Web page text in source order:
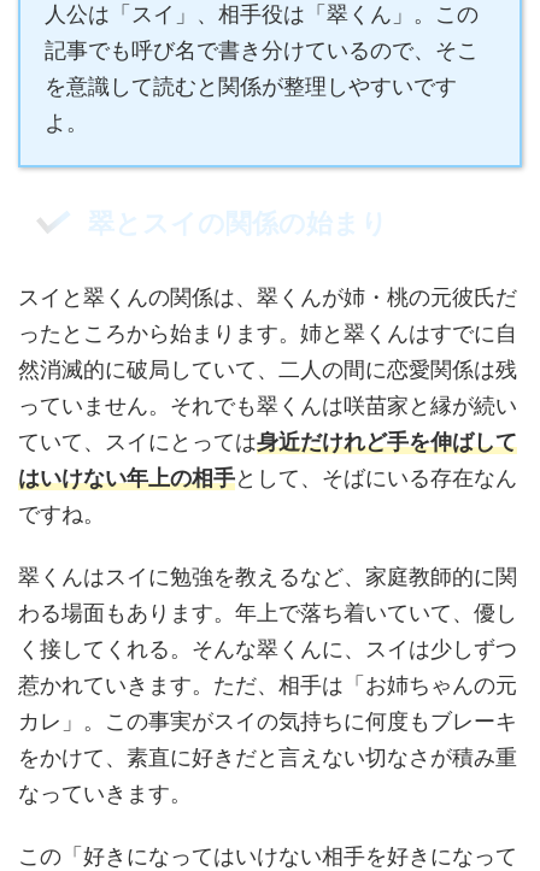
人公は「スイ」、相手役は「翠くん」。この
記事でも呼び名で書き分けているので、そこ
を意識して読むと関係が整理しやすいです
よ。
翠とスイの関係の始まり
スイと翠くんの関係は、翠くんが姉・桃の元彼氏だ
ったところから始まります。姉と翠くんはすでに自
然消滅的に破局していて、二人の間に恋愛関係は残
っていません。それでも翠くんは咲苗家と縁が続い
ていて、スイにとっては身近だけれど手を伸ばして
はいけない年上の相手として、そばにいる存在なん
ですね。
翠くんはスイに勉強を教えるなど、家庭教師的に関
わる場面もあります。年上で落ち着いていて、優し
く接してくれる。そんな翠くんに、スイは少しずつ
惹かれていきます。ただ、相手は「お姉ちゃんの元
カレ」。この事実がスイの気持ちに何度もブレーキ
をかけて、素直に好きだと言えない切なさが積み重
なっていきます。
この「好きになってはいけない相手を好きになって